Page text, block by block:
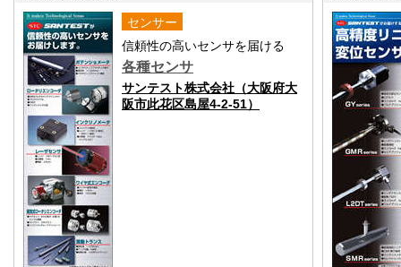
センサー
信頼性の高いセンサを届ける
各種センサ
サンテスト株式会社（大阪府大
阪市此花区島屋4-2-51）